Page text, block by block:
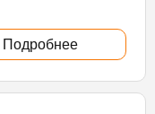
Подробнее